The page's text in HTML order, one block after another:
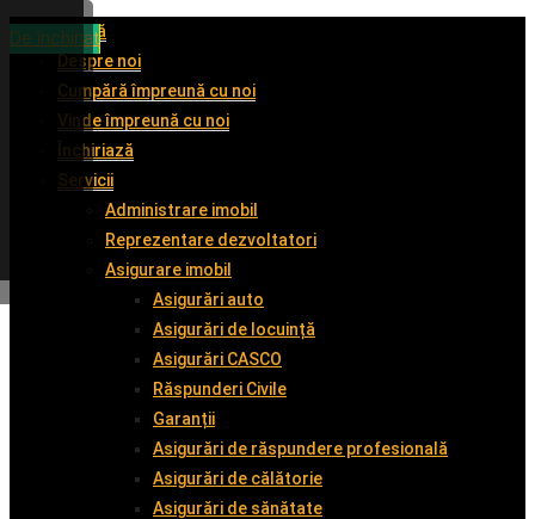
Acasă
Despre noi
Cumpără împreună cu noi
Vinde împreună cu noi
Închiriază
Servicii
Administrare imobil
Reprezentare dezvoltatori
Asigurare imobil
Asigurări auto
Asigurări de locuință
Asigurări CASCO
Răspunderi Civile
Garanții
Asigurări de răspundere profesională
Asigurări de călătorie
Asigurări de sănătate
De închiriat
De închiriat
De vânzare
De închiriat